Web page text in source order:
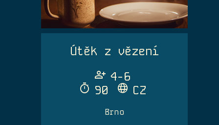
Útěk z vězení
Person_Add 4-6
Timer 90 Language CZ
Brno